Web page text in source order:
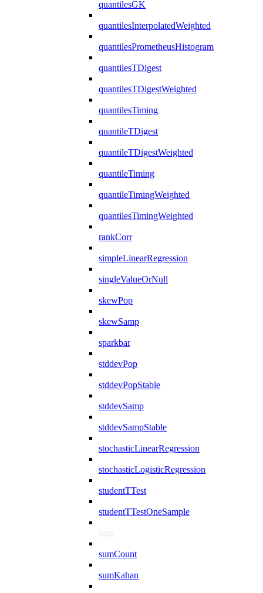
quantilesGK
quantilesInterpolatedWeighted
quantilesPrometheusHistogram
quantilesTDigest
quantilesTDigestWeighted
quantilesTiming
quantileTDigest
quantileTDigestWeighted
quantileTiming
quantileTimingWeighted
quantilesTimingWeighted
rankCorr
simpleLinearRegression
singleValueOrNull
skewPop
skewSamp
sparkbar
stddevPop
stddevPopStable
stddevSamp
stddevSampStable
stochasticLinearRegression
stochasticLogisticRegression
studentTTest
studentTTestOneSample
sum
sumCount
sumKahan